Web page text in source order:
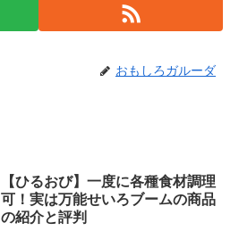
おもしろガルーダ
【ひるおび】一度に各種食材調理
可！実は万能せいろブームの商品
の紹介と評判